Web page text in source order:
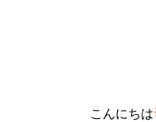
こんにちは